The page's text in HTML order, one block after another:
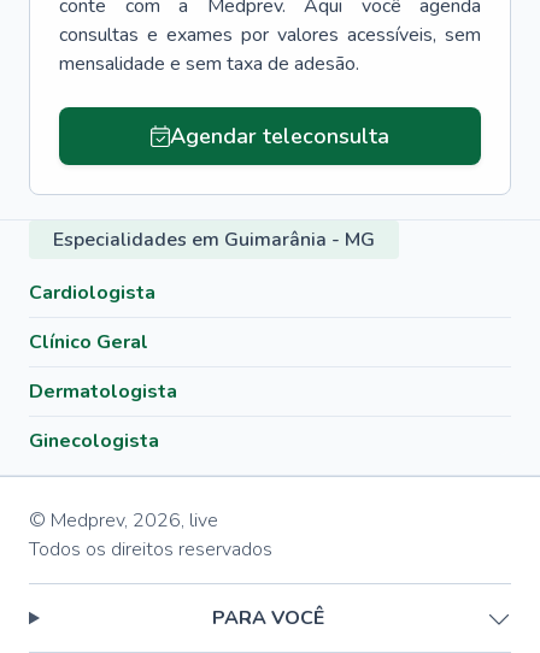
conte com a Medprev. Aqui você agenda
consultas e exames por valores acessíveis, sem
mensalidade e sem taxa de adesão.
Agendar teleconsulta
Especialidades em Guimarânia - MG
Cardiologista
Clínico Geral
Dermatologista
Ginecologista
© Medprev, 2026, live
Todos os direitos reservados
PARA VOCÊ